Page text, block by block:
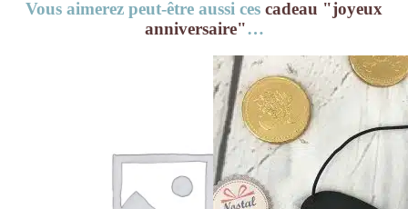
Vous aimerez peut-être aussi ces cadeau "joyeux
anniversaire"…